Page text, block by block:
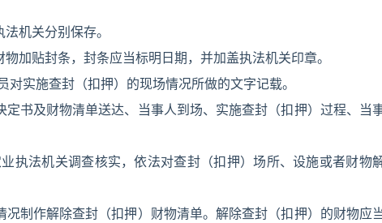
机关分别保存。
加贴封条，封条应当标明日期，并加盖执法机关印章。
实施查封（扣押）的现场情况所做的文字记载。
书及财物清单送达、当事人到场、实施查封（扣押）过程、当
执法机关调查核实，依法对查封（扣押）场所、设施或者财物
制作解除查封（扣押）财物清单。解除查封（扣押）的财物应